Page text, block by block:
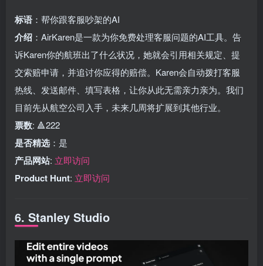
标语 ：帮你跟客服吵架的AI
介绍 ：AirKaren是一款为你免费处理客服问题的AI工具。告
诉Karen你的航班出了什么状况，她就会引用相关规定、提
交索赔申请，并追讨你应得的赔偿。Karen会自动拨打客服
热线、发送邮件、填写表格，让你从此无需亲力亲为。我们
目前先从航空公司入手，未来几周将扩展到其他行业。
票数: 🔺222
是否精选 ：是
产品网站: 立即访问
Product Hunt: 立即访问
6. Stanley Studio